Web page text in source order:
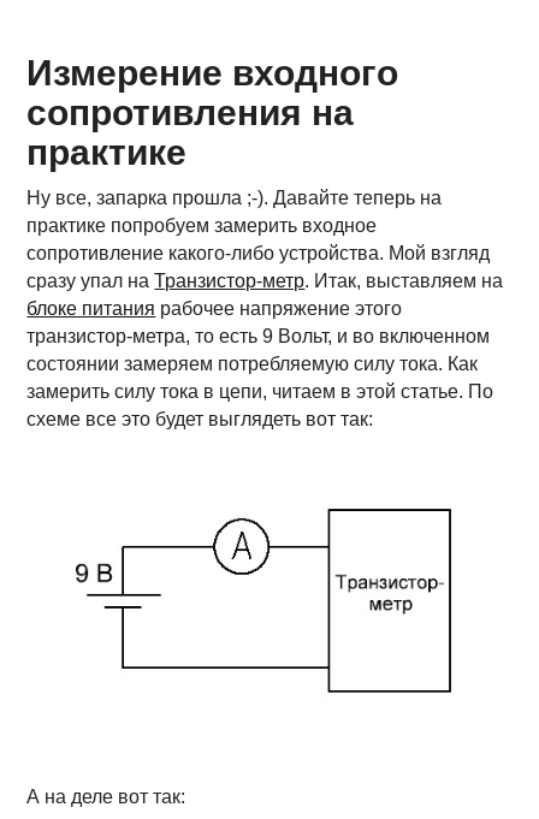
Измерение входного
сопротивления на
практике
Ну все, запарка прошла ;-). Давайте теперь на
практике попробуем замерить входное
сопротивление какого-либо устройства. Мой взгляд
сразу упал наТранзистор-метр. Итак, выставляем на
блоке питания рабочее напряжение этого
транзистор-метра, то есть 9 Вольт, и во включенном
состоянии замеряем потребляемую силу тока. Как
замерить силу тока в цепи, читаем в этой статье. По
схеме все это будет выглядеть вот так:
А на деле вот так: